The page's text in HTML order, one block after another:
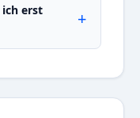
ich erst